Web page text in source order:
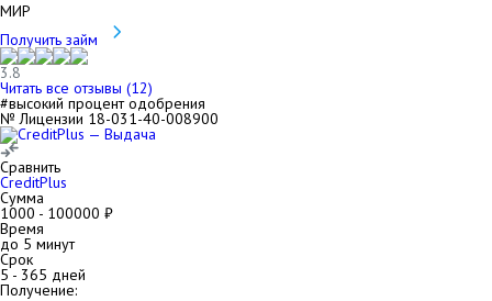
МИР
Получить займ
3.8
Читать все отзывы (12)
#высокий процент одобрения
№ Лицензии 18-031-40-008900
Сравнить
CreditPlus
Сумма
1000 - 100000 ₽
Время
до 5 минут
Срок
5- 365 дней
Получение: